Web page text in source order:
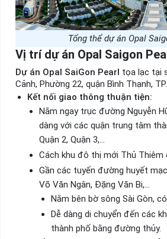
Tổng thể dự án Opal
Vị trí dự án Opal Saigon
Dự án Opal SaiGon Pearl tọa lạc tại
Cảnh, Phường 22, quận Bình Thạnh,
Kết nối giao thông thuận tiện:
Nằm ngay trục đường Nguyễn
dàng với các quận trung tâm
Quận 2, Quận 3,...
Cách khu đô thị mới Thủ Thiêm
Gần các tuyến đường huyết
Võ Văn Ngân, Đặng Văn Bi,...
Nằm bên bờ sông Sài Gòn,
Dễ dàng di chuyển đến các
thành phố bằng đường thủy.